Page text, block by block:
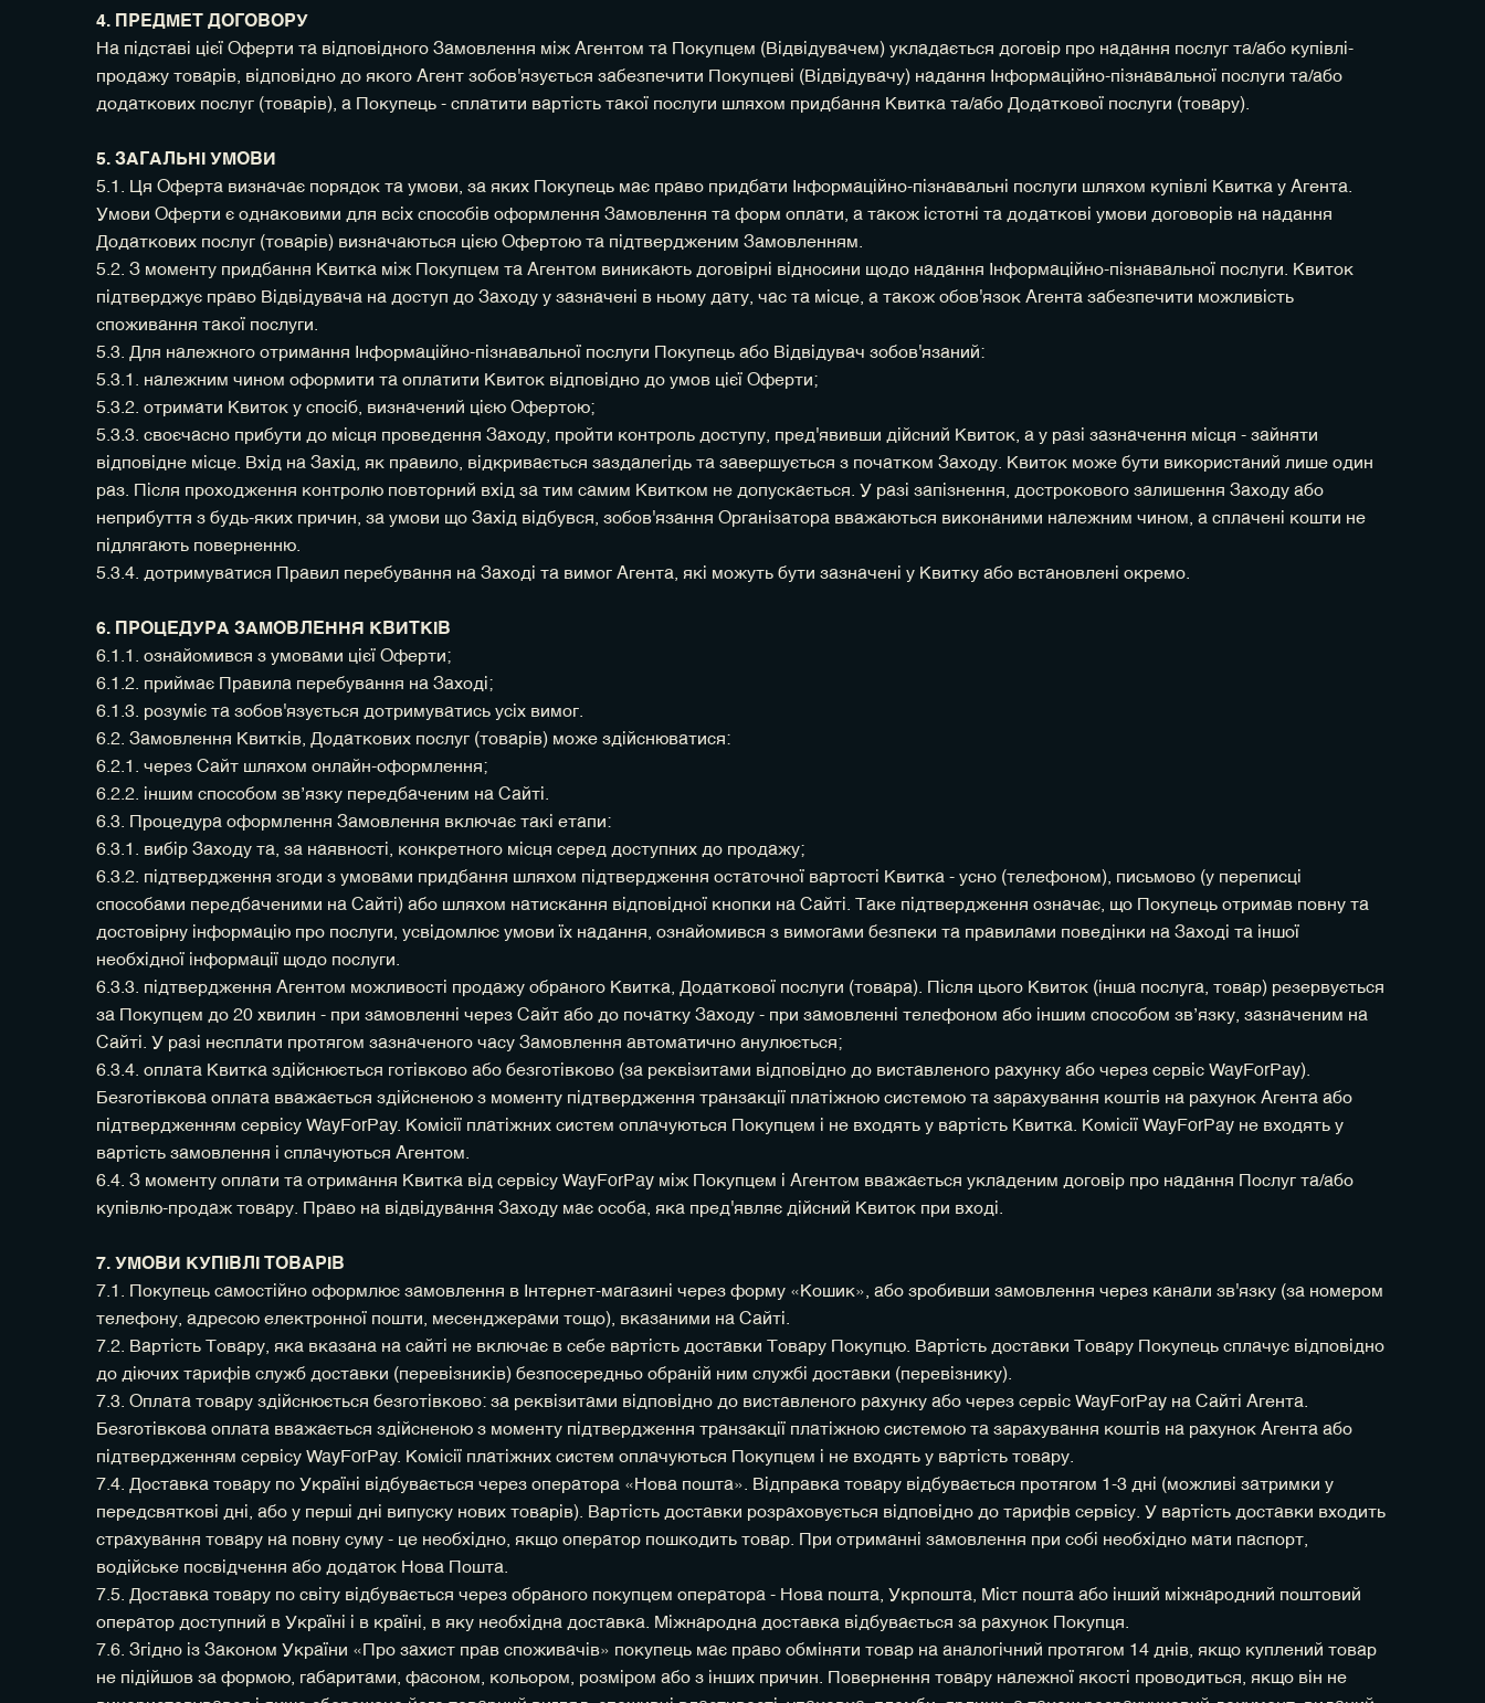
4. ПРЕДМЕТ ДОГОВОРУ
На підставі цієї Оферти та відповідного Замовлення між Агентом та Покупцем (Відвідувачем) укладається договір про надання послуг та/або купівлі-
продажу товарів, відповідно до якого Агент зобов'язується забезпечити Покупцеві (Відвідувачу) надання Інформаційно-пізнавальної послуги та/або
додаткових послуг (товарів), а Покупець - сплатити вартість такої послуги шляхом придбання Квитка та/або Додаткової послуги (товару).
5. ЗАГАЛЬНІ УМОВИ
5.1. Ця Оферта визначає порядок та умови, за яких Покупець має право придбати Інформаційно-пізнавальні послуги шляхом купівлі Квитка у Агента.
Умови Оферти є однаковими для всіх способів оформлення Замовлення та форм оплати, а також істотні та додаткові умови договорів на надання
Додаткових послуг (товарів) визначаються цією Офертою та підтвердженим Замовленням.
5.2. З моменту придбання Квитка між Покупцем та Агентом виникають договірні відносини щодо надання Інформаційно-пізнавальної послуги. Квиток
підтверджує право Відвідувача на доступ до Заходу у зазначені в ньому дату, час та місце, а також обов'язок Агента забезпечити можливість
споживання такої послуги.
5.3. Для належного отримання Інформаційно-пізнавальної послуги Покупець або Відвідувач зобов'язаний:
5.3.1. належним чином оформити та оплатити Квиток відповідно до умов цієї Оферти;
5.3.2. отримати Квиток у спосіб, визначений цією Офертою;
5.3.3. своєчасно прибути до місця проведення Заходу, пройти контроль доступу, пред'явивши дійсний Квиток, а у разі зазначення місця - зайняти
відповідне місце. Вхід на Захід, як правило, відкривається заздалегідь та завершується з початком Заходу. Квиток може бути використаний лише один
раз. Після проходження контролю повторний вхід за тим самим Квитком не допускається. У разі запізнення, дострокового залишення Заходу або
неприбуття з будь-яких причин, за умови що Захід відбувся, зобов'язання Організатора вважаються виконаними належним чином, а сплачені кошти не
підлягають поверненню.
5.3.4. дотримуватися Правил перебування на Заході та вимог Агента, які можуть бути зазначені у Квитку або встановлені окремо.
6. ПРОЦЕДУРА ЗАМОВЛЕННЯ КВИТКІВ
6.1.1. ознайомився з умовами цієї Оферти;
6.1.2. приймає Правила перебування на Заході;
6.1.3. розуміє та зобов'язується дотримуватись усіх вимог.
6.2. Замовлення Квитків, Додаткових послуг (товарів) може здійснюватися:
6.2.1. через Сайт шляхом онлайн-оформлення;
6.2.2. іншим способом звʼязку передбаченим на Сайті.
6.3. Процедура оформлення Замовлення включає такі етапи:
6.3.1. вибір Заходу та, за наявності, конкретного місця серед доступних до продажу;
6.3.2. підтвердження згоди з умовами придбання шляхом підтвердження остаточної вартості Квитка - усно (телефоном), письмово (у переписці
способами передбаченими на Сайті) або шляхом натискання відповідної кнопки на Сайті. Таке підтвердження означає, що Покупець отримав повну та
достовірну інформацію про послуги, усвідомлює умови їх надання, ознайомився з вимогами безпеки та правилами поведінки на Заході та іншої
необхідної інформації щодо послуги.
6.3.3. підтвердження Агентом можливості продажу обраного Квитка, Додаткової послуги (товара). Після цього Квиток (інша послуга, товар) резервується
за Покупцем до 20 хвилин - при замовленні через Сайт або до початку Заходу - при замовленні телефоном або іншим способом звʼязку, зазначеним на
Сайті. У разі несплати протягом зазначеного часу Замовлення автоматично анулюється;
6.3.4. оплата Квитка здійснюється готівково або безготівково (за реквізитами відповідно до виставленого рахунку або через сервіс WayForPay).
Безготівкова оплата вважається здійсненою з моменту підтвердження транзакції платіжною системою та зарахування коштів на рахунок Агента або
підтвердженням сервісу WayForPay. Комісії платіжних систем оплачуються Покупцем і не входять у вартість Квитка. Комісії WayForPay не входять у
вартість замовлення і сплачуються Агентом.
6.4. З моменту оплати та отримання Квитка від сервісу WayForPay між Покупцем і Агентом вважається укладеним договір про надання Послуг та/або
купівлю-продаж товару. Право на відвідування Заходу має особа, яка пред'являє дійсний Квиток при вході.
7. УМОВИ КУПІВЛІ ТОВАРІВ
7.1. Покупець самостійно оформлює замовлення в Інтернет-магазині через форму «Кошик», або зробивши замовлення через канали зв'язку (за номером
телефону, адресою електронної пошти, месенджерами тощо), вказаними на Сайті.
7.2. Вартість Товару, яка вказана на сайті не включає в себе вартість доставки Товару Покупцю. Вартість доставки Товару Покупець сплачує відповідно
до діючих тарифів служб доставки (перевізників) безпосередньо обраній ним службі доставки (перевізнику).
7.3. Оплата товару здійснюється безготівково: за реквізитами відповідно до виставленого рахунку або через сервіс WayForPay на Сайті Агента.
Безготівкова оплата вважається здійсненою з моменту підтвердження транзакції платіжною системою та зарахування коштів на рахунок Агента або
підтвердженням сервісу WayForPay. Комісії платіжних систем оплачуються Покупцем і не входять у вартість товару.
7.4. Доставка товару по Україні відбувається через оператора «Нова пошта». Відправка товару відбувається протягом 1-3 дні (можливі затримки у
передсвяткові дні, або у перші дні випуску нових товарів). Вартість доставки розраховується відповідно до тарифів сервісу. У вартість доставки входить
страхування товару на повну суму - це необхідно, якщо оператор пошкодить товар. При отриманні замовлення при собі необхідно мати паспорт,
водійське посвідчення або додаток Нова Пошта.
7.5. Доставка товару по світу відбувається через обраного покупцем оператора - Нова пошта, Укрпошта, Міст пошта або інший міжнародний поштовий
оператор доступний в Україні і в країні, в яку необхідна доставка. Міжнародна доставка відбувається за рахунок Покупця.
7.6. Згідно із Законом України «Про захист прав споживачів» покупець має право обміняти товар на аналогічний протягом 14 днів, якщо куплений товар
не підійшов за формою, габаритами, фасоном, кольором, розміром або з інших причин. Повернення товару належної якості проводиться, якщо він не